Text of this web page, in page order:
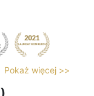
Pokaż więcej >>